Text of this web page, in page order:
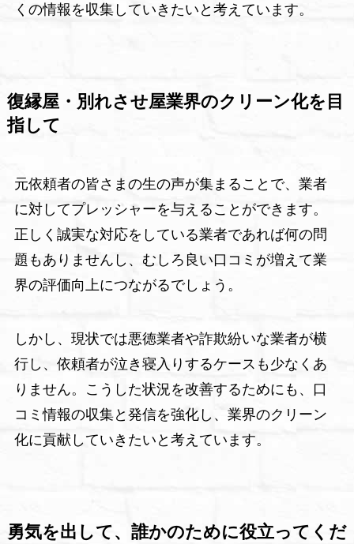
くの情報を収集していきたいと考えています。
復縁屋・別れさせ屋業界のクリーン化を目
指して
元依頼者の皆さまの生の声が集まることで、業者
に対してプレッシャーを与えることができます。
正しく誠実な対応をしている業者であれば何の問
題もありませんし、むしろ良い口コミが増えて業
界の評価向上につながるでしょう。
しかし、現状では悪徳業者や詐欺紛いな業者が横
行し、依頼者が泣き寝入りするケースも少なくあ
りません。こうした状況を改善するためにも、口
コミ情報の収集と発信を強化し、業界のクリーン
化に貢献していきたいと考えています。
勇気を出して、誰かのために役立ってくだ